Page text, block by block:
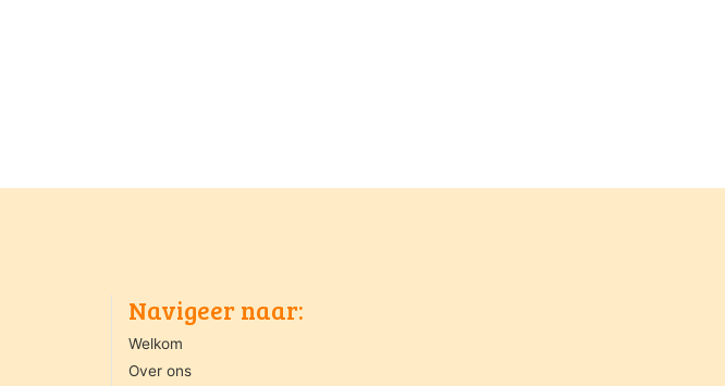
Navigeer naar:
Welkom
Over ons